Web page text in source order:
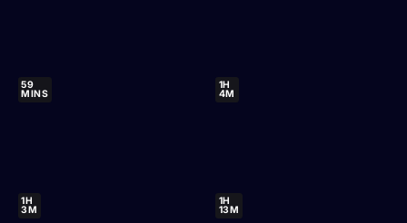
59
MINS
1H
4M
1H
3M
1H
13M